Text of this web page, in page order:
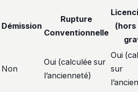
Démission
Rupture
Conventionnelle
Non
Oui (calculée sur
l’ancienneté)
Oui
sur